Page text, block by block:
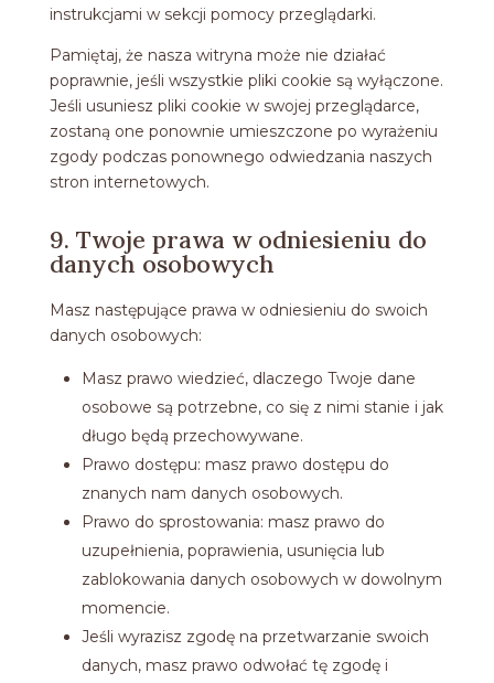
instrukcjami w sekcji pomocy przeglądarki.
Pamiętaj, że nasza witryna może nie działać
poprawnie, jeśli wszystkie pliki cookie są wyłączone.
Jeśli usuniesz pliki cookie w swojej przeglądarce,
zostaną one ponownie umieszczone po wyrażeniu
zgody podczas ponownego odwiedzania naszych
stron internetowych.
9. Twoje prawa w odniesieniu do
danych osobowych
Masz następujące prawa w odniesieniu do swoich
danych osobowych:
Masz prawo wiedzieć, dlaczego Twoje dane
osobowe są potrzebne, co się z nimi stanie i jak
długo będą przechowywane.
Prawo dostępu: masz prawo dostępu do
znanych nam danych osobowych.
Prawo do sprostowania: masz prawo do
uzupełnienia, poprawienia, usunięcia lub
zablokowania danych osobowych w dowolnym
momencie.
Jeśli wyrazisz zgodę na przetwarzanie swoich
danych, masz prawo odwołać tę zgodę i